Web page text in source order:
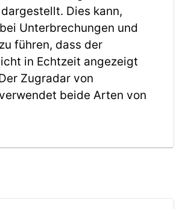
Dies kann,
Unterbrechungen und
führen, dass der
in Echtzeit angezeigt
Zugradar von
beide Arten von